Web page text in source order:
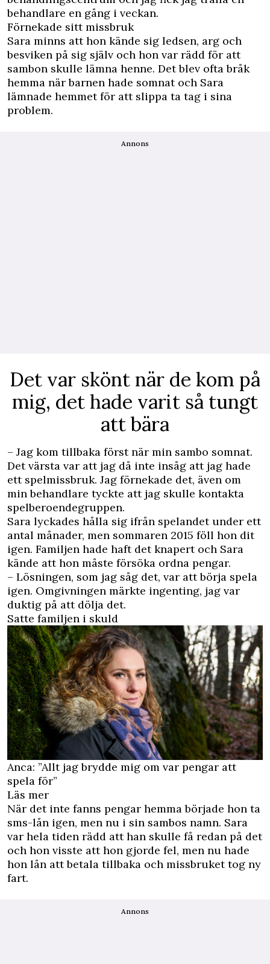
behandlare en gång i veckan.
Förnekade sitt missbruk
Sara minns att hon kände sig ledsen, arg och
besviken på sig själv och hon var rädd för att
sambon skulle lämna henne. Det blev ofta bråk
hemma när barnen hade somnat och Sara
lämnade hemmet för att slippa ta tag i sina
problem.
Annons
Det var skönt när de kom på
mig, det hade varit så tungt
att bära
– Jag kom tillbaka först när min sambo somnat.
Det värsta var att jag då inte insåg att jag hade
ett spelmissbruk. Jag förnekade det, även om
min behandlare tyckte att jag skulle kontakta
spelberoendegruppen.
Sara lyckades hålla sig ifrån spelandet under ett
antal månader, men sommaren 2015 föll hon dit
igen. Familjen hade haft det knapert och Sara
kände att hon måste försöka ordna pengar.
– Lösningen, som jag såg det, var att börja spela
igen. Omgivningen märkte ingenting, jag var
duktig på att dölja det.
Satte familjen i skuld
Anca: ”Allt jag brydde mig om var pengar att
spela för”
Läs mer
När det inte fanns pengar hemma började hon ta
sms-lån igen, men nu i sin sambos namn. Sara
var hela tiden rädd att han skulle få redan på det
och hon visste att hon gjorde fel, men nu hade
hon lån att betala tillbaka och missbruket tog ny
fart.
Annons